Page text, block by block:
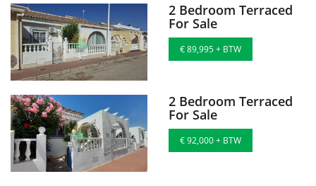
2 Bedroom Terraced
For Sale
€ 89,995 + BTW
2 Bedroom Terraced
For Sale
€ 92,000 + BTW